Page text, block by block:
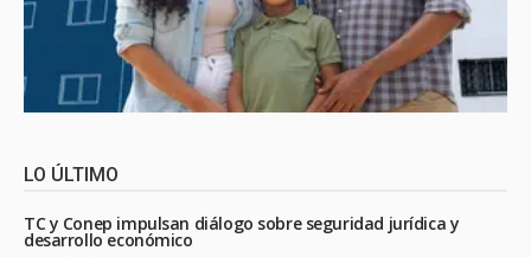
LO ÚLTIMO
TC y Conep impulsan diálogo sobre seguridad jurídica y
desarrollo económico